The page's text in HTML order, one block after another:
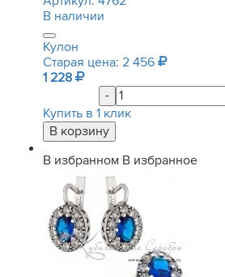
В наличии
Кулон
Старая цена: 2 456
1 228
-
Купить в 1 клик
В избранном В избранное